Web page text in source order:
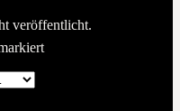
veröffentlicht.